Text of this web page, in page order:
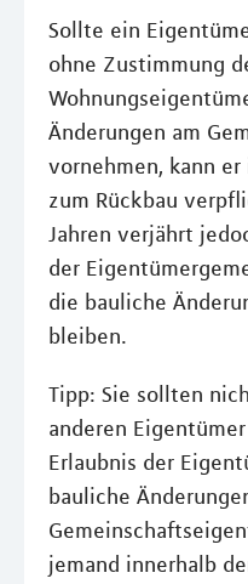
Sollte ein
ohne Zustimmung
Änderungen am
vornehmen, kann
zum Rückbau
Jahren verjährt
der
die bauliche
bleiben.
Tipp: Sie sollten
anderen
Erlaubnis der
bauliche
jemand innerhalb